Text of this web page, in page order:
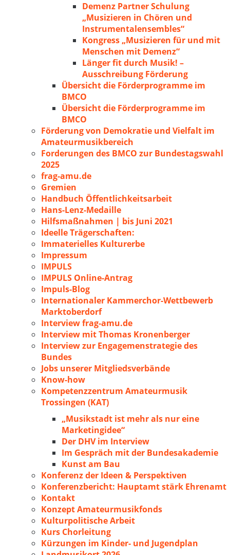
Demenz Partner Schulung
„Musizieren in Chören und
Instrumentalensembles“
Kongress „Musizieren für und mit
Menschen mit Demenz“
Länger fit durch Musik! –
Ausschreibung Förderung
Übersicht die Förderprogramme im
BMCO
Übersicht die Förderprogramme im
BMCO
Förderung von Demokratie und Vielfalt im
Amateurmusikbereich
Forderungen des BMCO zur Bundestagswahl
2025
frag-amu.de
Gremien
Handbuch Öffentlichkeitsarbeit
Hans-Lenz-Medaille
Hilfsmaßnahmen | bis Juni 2021
Ideelle Trägerschaften:
Immaterielles Kulturerbe
Impressum
IMPULS
IMPULS Online-Antrag
Impuls-Blog
Internationaler Kammerchor-Wettbewerb
Marktoberdorf
Interview frag-amu.de
Interview mit Thomas Kronenberger
Interview zur Engagemenstrategie des
Bundes
Jobs unserer Mitgliedsverbände
Know-how
Kompetenzzentrum Amateurmusik
Trossingen (KAT)
„Musikstadt ist mehr als nur eine
Marketingidee“
Der DHV im Interview
Im Gespräch mit der Bundesakademie
Kunst am Bau
Konferenz der Ideen & Perspektiven
Konferenzbericht: Hauptamt stärk Ehrenamt
Kontakt
Konzept Amateurmusikfonds
Kulturpolitische Arbeit
Kurs Chorleitung
Kürzungen im Kinder- und Jugendplan